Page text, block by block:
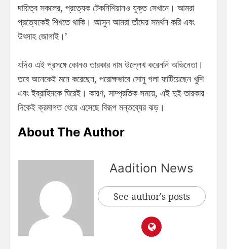
দায়িত্ব সকলের, প্রত্যেক টেকনিশিয়ানও যুক্ত সেখানে। আমরা
প্রত্যেকেই শিখতে থাকি। আসুন আমরা তাঁদের সমর্থন করি এবং
উৎসাহ জোগাই।’
যদিও এই প্রসঙ্গে কোনও তারকার নাম উল্লেখ করেননি অভিনেতা।
তবে অনেকেই মনে করেছেন, পরোক্ষভাবে সোনু গলা ফাটিয়েছেন খুশি
এবং ইব্রাহিমকে ঘিরেই। কারণ, সাম্প্রতিক সময়ে, এই দুই তারকার
দিকেই ক্রমাগত ধেয়ে এসেছে বিরূপ মন্তব্যের ঝড়।
About The Author
Aadition News
See author's posts